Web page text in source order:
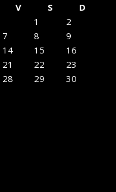
V S
D
1
2
7 8
9
14 15
16
21 22
23
28 29
30